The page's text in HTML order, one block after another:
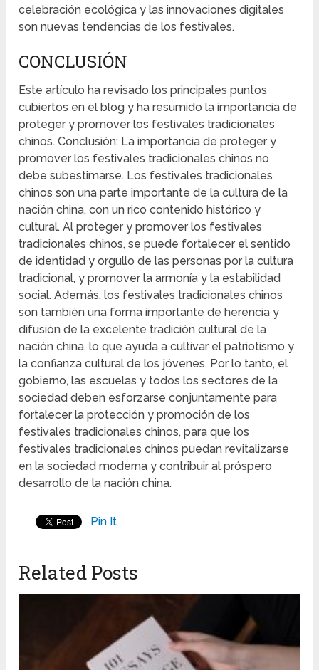
celebración ecológica y las innovaciones digitales
son nuevas tendencias de los festivales.
CONCLUSIÓN
Este artículo ha revisado los principales puntos
cubiertos en el blog y ha resumido la importancia de
proteger y promover los festivales tradicionales
chinos. Conclusión: La importancia de proteger y
promover los festivales tradicionales chinos no
debe subestimarse. Los festivales tradicionales
chinos son una parte importante de la cultura de la
nación china, con un rico contenido histórico y
cultural. Al proteger y promover los festivales
tradicionales chinos, se puede fortalecer el sentido
de identidad y orgullo de las personas por la cultura
tradicional, y promover la armonía y la estabilidad
social. Además, los festivales tradicionales chinos
son también una forma importante de herencia y
difusión de la excelente tradición cultural de la
nación china, lo que ayuda a cultivar el patriotismo y
la confianza cultural de los jóvenes. Por lo tanto, el
gobierno, las escuelas y todos los sectores de la
sociedad deben esforzarse conjuntamente para
fortalecer la protección y promoción de los
festivales tradicionales chinos, para que los
festivales tradicionales chinos puedan revitalizarse
en la sociedad moderna y contribuir al próspero
desarrollo de la nación china.
Pin It
Related Posts